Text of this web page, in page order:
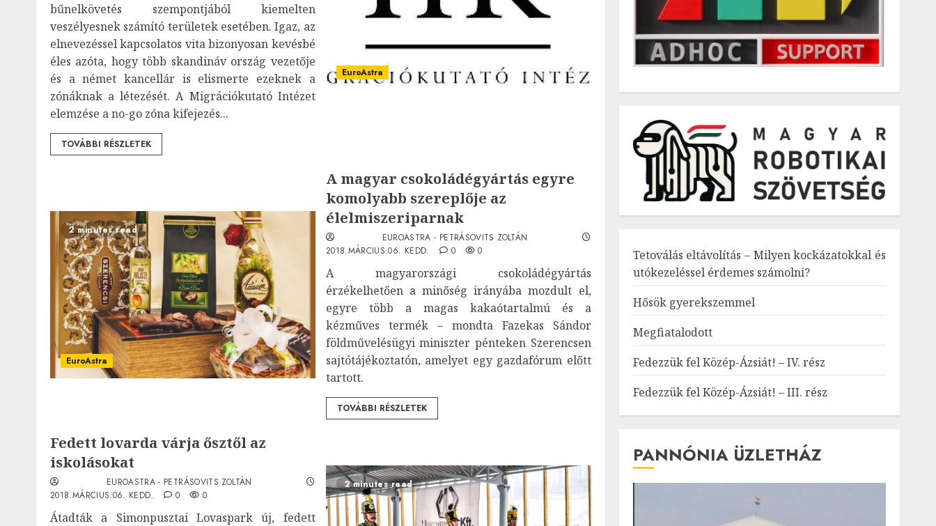
EuroAstra
bűnelkövetés szempontjából kiemelten
veszélyesnek számító területek esetében. Igaz, az
elnevezéssel kapcsolatos vita bizonyosan kevésbé
éles azóta, hogy több skandináv ország vezetője
és a német kancellár is elismerte ezeknek a
zónáknak a létezését. A Migrációkutató Intézet
elemzése a no-go zóna kifejezés...
TOVÁBBI RÉSZLETEK
2 minutes read
EuroAstra
A magyar csokoládégyártás egyre
komolyabb szereplője az
élelmiszeriparnak
EUROASTRA - PETRÁSOVITS ZOLTÁN
2018.MÁRCIUS.06. KEDD.
0 0
A magyarországi csokoládégyártás
érzékelhetően a minőség irányába mozdult el,
egyre több a magas kakaótartalmú és a
kézműves termék – mondta Fazekas Sándor
földművelésügyi miniszter pénteken Szerencsen
sajtótájékoztatón, amelyet egy gazdafórum előtt
tartott.
TOVÁBBI RÉSZLETEK
2 minutes read
Fedett lovarda várja ősztől az
iskolásokat
EUROASTRA - PETRÁSOVITS ZOLTÁN
2018.MÁRCIUS.06. KEDD.
0 0
Átadták a Simonpusztai Lovaspark új, fedett
Tetoválás eltávolítás – Milyen kockázatokkal és
utókezeléssel érdemes számolni?
Hősök gyerekszemmel
Megfiatalodott
Fedezzük fel Közép-Ázsiát! – IV. rész
Fedezzük fel Közép-Ázsiát! – III. rész
PANNÓNIA ÜZLETHÁZ